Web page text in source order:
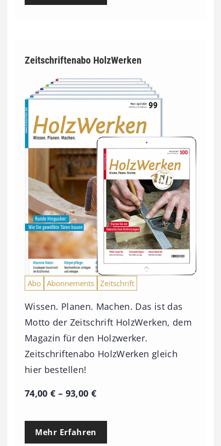
Zeitschriftenabo HolzWerken
Abo Abonnements Zeitschrift
Wissen. Planen. Machen. Das ist das
Motto der Zeitschrift HolzWerken, dem
Magazin für den Holzwerker.
Zeitschriftenabo HolzWerken gleich
hier bestellen!
74,00€ – 93,00 €P
e
Mehr Erfahren